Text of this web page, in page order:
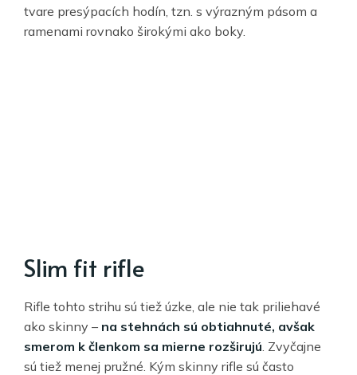
tvare presýpacích hodín, tzn. s výrazným pásom a
ramenami rovnako širokými ako boky.
Slim fit rifle
Rifle tohto strihu sú tiež úzke, ale nie tak priliehavé
ako skinny – na stehnách sú obtiahnuté, avšak
smerom k členkom sa mierne rozširujú . Zvyčajne
sú tiež menej pružné. Kým skinny rifle sú často